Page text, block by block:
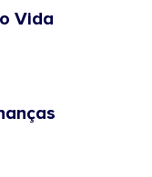
Vida